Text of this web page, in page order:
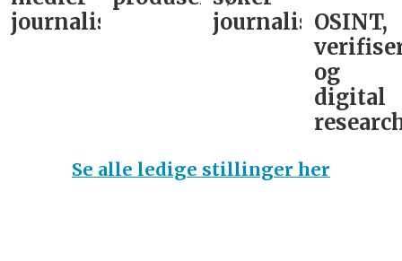
journalist
journalistOSINT,
og
digital
Se alle ledige stillinger her